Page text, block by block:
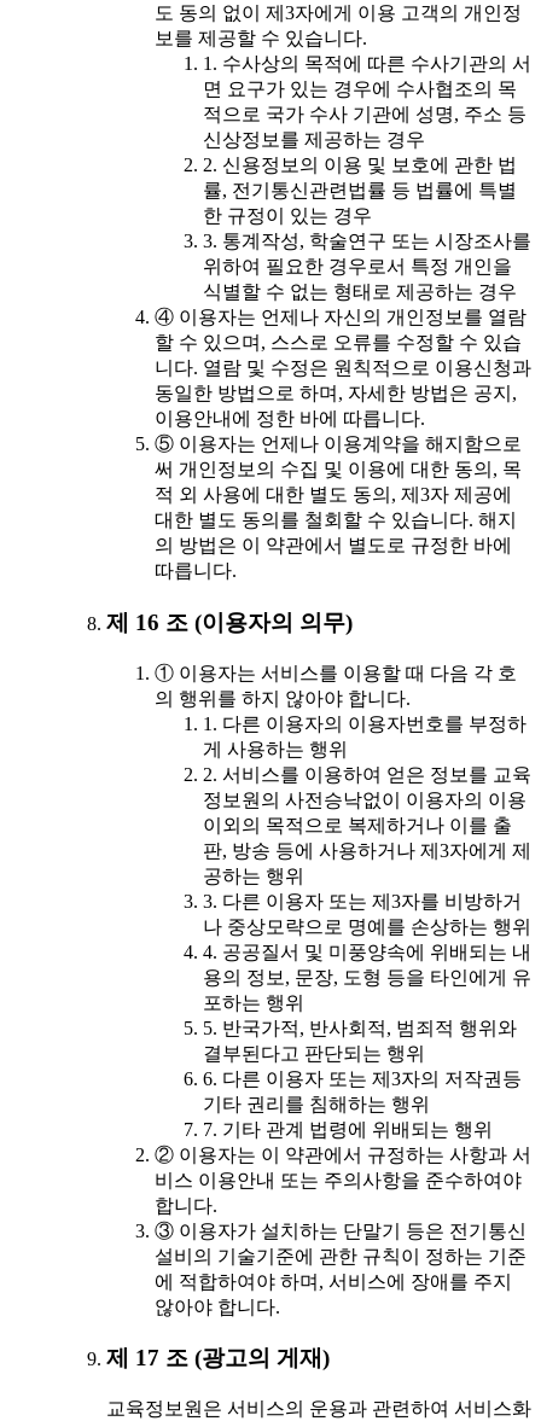
도 동의 없이 제3자에게 이용 고객의 개인정
보를 제공할 수 있습니다.
1. 수사상의 목적에 따른 수사기관의 서
면 요구가 있는 경우에 수사협조의 목
적으로 국가 수사 기관에 성명, 주소 등
신상정보를 제공하는 경우
2. 신용정보의 이용 및 보호에 관한 법
률, 전기통신관련법률 등 법률에 특별
한 규정이 있는 경우
3. 통계작성, 학술연구 또는 시장조사를
위하여 필요한 경우로서 특정 개인을
식별할 수 없는 형태로 제공하는 경우
④ 이용자는 언제나 자신의 개인정보를 열람
할 수 있으며, 스스로 오류를 수정할 수 있습
니다. 열람 및 수정은 원칙적으로 이용신청과
동일한 방법으로 하며, 자세한 방법은 공지,
이용안내에 정한 바에 따릅니다.
⑤ 이용자는 언제나 이용계약을 해지함으로
써 개인정보의 수집 및 이용에 대한 동의, 목
적 외 사용에 대한 별도 동의, 제3자 제공에
대한 별도 동의를 철회할 수 있습니다. 해지
의 방법은 이 약관에서 별도로 규정한 바에
따릅니다.
제 16 조 (이용자의 의무)
① 이용자는 서비스를 이용할 때 다음 각 호
의 행위를 하지 않아야 합니다.
1. 다른 이용자의 이용자번호를 부정하
게 사용하는 행위
2. 서비스를 이용하여 얻은 정보를 교육
정보원의 사전승낙없이 이용자의 이용
이외의 목적으로 복제하거나 이를 출
판, 방송 등에 사용하거나 제3자에게 제
공하는 행위
3. 다른 이용자 또는 제3자를 비방하거
나 중상모략으로 명예를 손상하는 행위
4. 공공질서 및 미풍양속에 위배되는 내
용의 정보, 문장, 도형 등을 타인에게 유
포하는 행위
5. 반국가적, 반사회적, 범죄적 행위와
결부된다고 판단되는 행위
6. 다른 이용자 또는 제3자의 저작권등
기타 권리를 침해하는 행위
7. 기타 관계 법령에 위배되는 행위
② 이용자는 이 약관에서 규정하는 사항과 서
비스 이용안내 또는 주의사항을 준수하여야
합니다.
③ 이용자가 설치하는 단말기 등은 전기통신
설비의 기술기준에 관한 규칙이 정하는 기준
에 적합하여야 하며, 서비스에 장애를 주지
않아야 합니다.
제 17 조 (광고의 게재)
교육정보원은 서비스의 운용과 관련하여 서비스화